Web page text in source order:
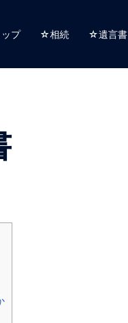
ップ ☆相続 ☆遺言書